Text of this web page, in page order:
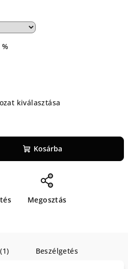
%
kiválasztása
Kosárba
Megosztás
Beszélgetés